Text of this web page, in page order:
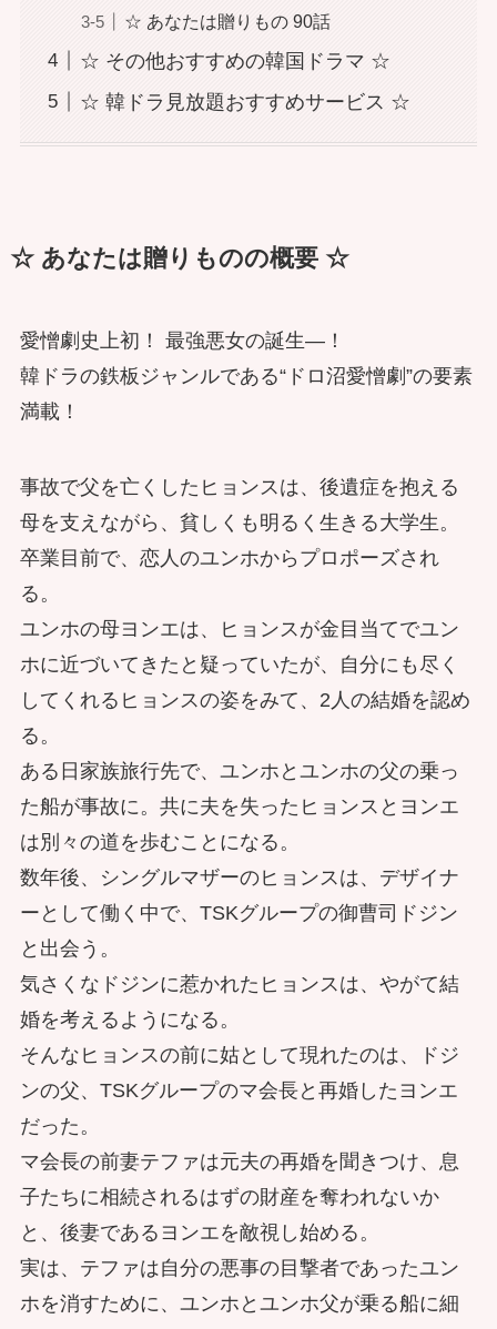
☆ あなたは贈りもの 90話
☆ その他おすすめの韓国ドラマ ☆
☆ 韓ドラ見放題おすすめサービス ☆
☆ あなたは贈りものの概要 ☆
愛憎劇史上初！ 最強悪女の誕生―！
韓ドラの鉄板ジャンルである“ドロ沼愛憎劇”の要素
満載！
事故で父を亡くしたヒョンスは、後遺症を抱える
母を支えながら、貧しくも明るく生きる大学生。
卒業目前で、恋人のユンホからプロポーズされ
る。
ユンホの母ヨンエは、ヒョンスが金目当てでユン
ホに近づいてきたと疑っていたが、自分にも尽く
してくれるヒョンスの姿をみて、2人の結婚を認め
る。
ある日家族旅行先で、ユンホとユンホの父の乗っ
た船が事故に。共に夫を失ったヒョンスとヨンエ
は別々の道を歩むことになる。
数年後、シングルマザーのヒョンスは、デザイナ
ーとして働く中で、TSKグループの御曹司ドジン
と出会う。
気さくなドジンに惹かれたヒョンスは、やがて結
婚を考えるようになる。
そんなヒョンスの前に姑として現れたのは、ドジ
ンの父、TSKグループのマ会長と再婚したヨンエ
だった。
マ会長の前妻テファは元夫の再婚を聞きつけ、息
子たちに相続されるはずの財産を奪われないか
と、後妻であるヨンエを敵視し始める。
実は、テファは自分の悪事の目撃者であったユン
ホを消すために、ユンホとユンホ父が乗る船に細